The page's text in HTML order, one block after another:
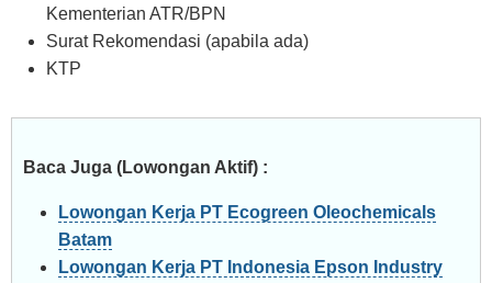
Kementerian ATR/BPN
Surat Rekomendasi (apabila ada)
KTP
Baca Juga (Lowongan Aktif) :
Lowongan Kerja PT Ecogreen Oleochemicals
Batam
Lowongan Kerja PT Indonesia Epson Industry